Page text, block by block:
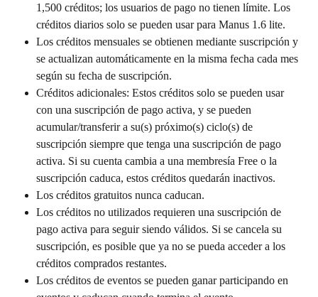
1,500 créditos; los usuarios de pago no tienen límite. Los
créditos diarios solo se pueden usar para Manus 1.6 lite.
Los créditos mensuales se obtienen mediante suscripción y
se actualizan automáticamente en la misma fecha cada mes
según su fecha de suscripción.
Créditos adicionales: Estos créditos solo se pueden usar
con una suscripción de pago activa, y se pueden
acumular/transferir a su(s) próximo(s) ciclo(s) de
suscripción siempre que tenga una suscripción de pago
activa. Si su cuenta cambia a una membresía Free o la
suscripción caduca, estos créditos quedarán inactivos.
Los créditos gratuitos nunca caducan.
Los créditos no utilizados requieren una suscripción de
pago activa para seguir siendo válidos. Si se cancela su
suscripción, es posible que ya no se pueda acceder a los
créditos comprados restantes.
Los créditos de eventos se pueden ganar participando en